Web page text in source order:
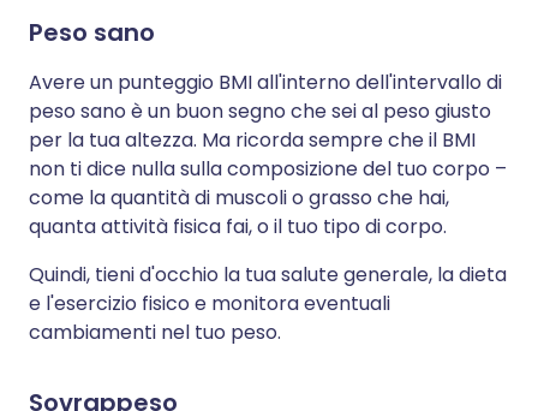
Peso sano
Avere un punteggio BMI all'interno dell'intervallo di
peso sano è un buon segno che sei al peso giusto
per la tua altezza. Ma ricorda sempre che il BMI
non ti dice nulla sulla composizione del tuo corpo –
come la quantità di muscoli o grasso che hai,
quanta attività fisica fai, o il tuo tipo di corpo.
Quindi, tieni d'occhio la tua salute generale, la dieta
e l'esercizio fisico e monitora eventuali
cambiamenti nel tuo peso.
Sovrappeso